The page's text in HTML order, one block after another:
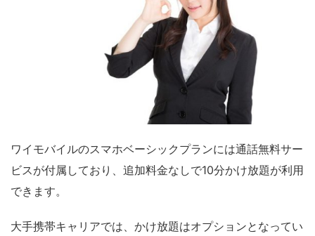
ワイモバイルのスマホベーシックプランには通話無料サー
ビスが付属しており、追加料金なしで10分かけ放題が利用
できます。
大手携帯キャリアでは、かけ放題はオプションとなってい